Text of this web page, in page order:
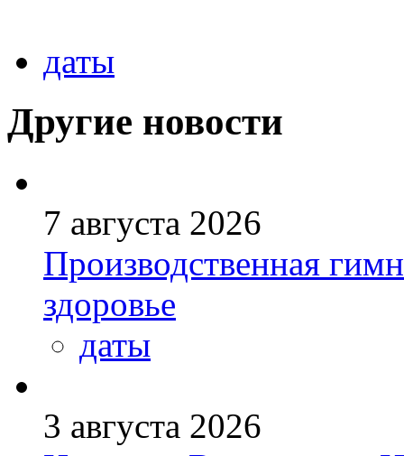
даты
Другие новости
7 августа 2026
Производственная
здоровье
даты
3 августа 2026